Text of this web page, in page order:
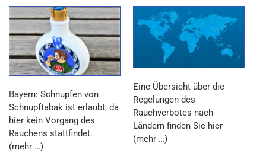
Bayern: Schnupfen von
Schnupftabak ist erlaubt, da
hier kein Vorgang des
Rauchens stattfindet.
(mehr …)
Eine Übersicht über die
Regelungen des
Rauchverbotes nach
Ländern finden Sie hier
(mehr …)